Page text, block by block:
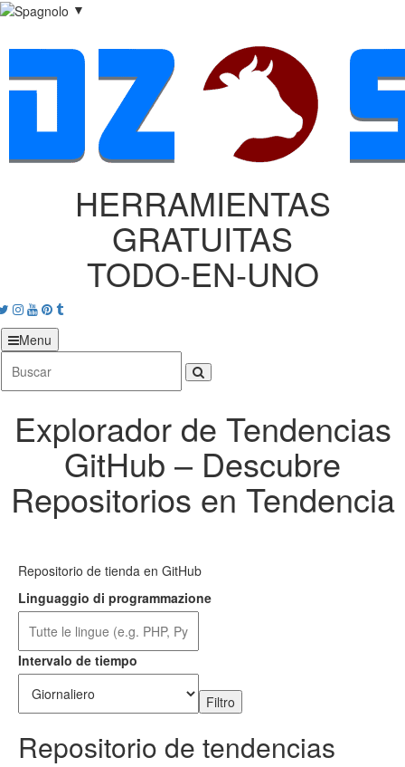
▼
HERRAMIENTAS
GRATUITAS
TODO‑EN‑UNO
Twitter
Instagram
Youtube
Pinterest
tumblr
Menu
Explorador de Tendencias
GitHub – Descubre
Repositorios en Tendencia
Repositorio de tienda en GitHub
Linguaggio di programmazione
Intervalo de tiempo
Filtro
Repositorio de tendencias